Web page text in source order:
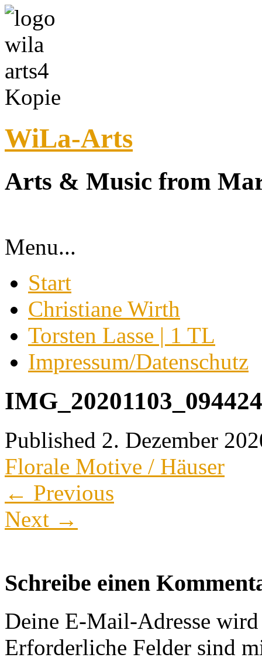
WiLa-Arts
Arts & Music from
Menu...
Start
Christiane Wirth
Torsten Lasse | 1 TL
Impressum/Datenschutz
Published 2. Dezember
Florale Motive / Häuser
← Previous
Next →
Schreibe einen
Deine E-Mail-Adresse
Erforderliche Felder sind